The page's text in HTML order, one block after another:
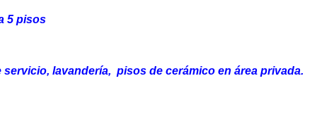
5 pisos
lavandería, pisos de cerámico en área privada.